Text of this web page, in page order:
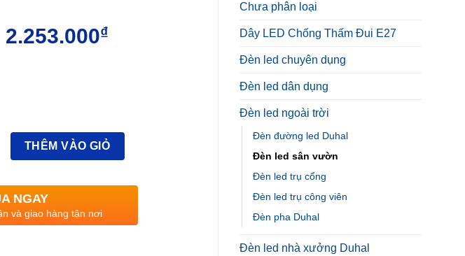
Chưa phân loại
Dây LED Chống Thấm Đui E27
Đèn led chuyên dụng
Đèn led dân dụng
Đèn led ngoài trời
Đèn đường led Duhal
Đèn led sân vườn
Đèn led trụ cổng
Đèn led trụ công viên
Đèn pha Duhal
Đèn led nhà xưởng Duhal
Giá
gốc
2.253.000₫Giá
THÊM VÀO GIỎ
NGAY
và giao hàng tận nơi